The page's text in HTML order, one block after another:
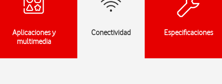
Aplicaciones y
multimedia
Conectividad Especificaciones